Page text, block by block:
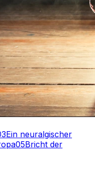
Ein neuralgischer
05Bricht der